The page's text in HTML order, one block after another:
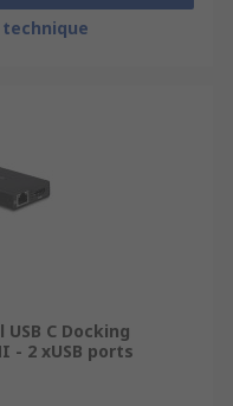
C Docking
- 2 xUSB ports